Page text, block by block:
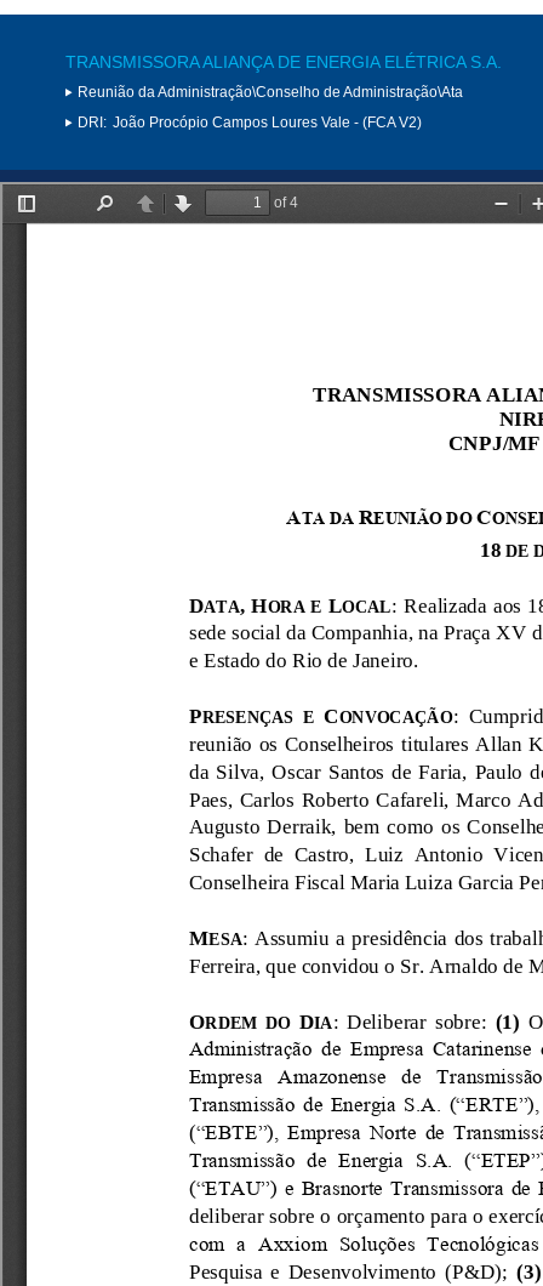
TRANSMISSORA ALIANÇA DE ENERGIA ELÉTRICA S.A.
Reunião da Administração\Conselho de Administração\Ata
DRI: João Procópio Campos Loures Vale - (FCA V2)